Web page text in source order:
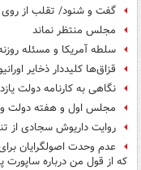
گفت و شنود/ تقلب از
مجلس منتظر نماند
سلطه آمریکا و مسئله
قزاق‌ها کلیددار ذخایر
نگاهی به کارنامه دولت
مجلس اول و هفته دولت
روایت داریوش سجادی از
عدم وحدت اصولگرایان
که از قول من درباره